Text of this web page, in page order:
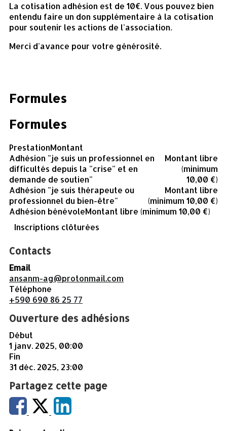
La cotisation adhésion est de 10€. Vous pouvez bien
entendu faire un don supplémentaire à la cotisation
pour soutenir les actions de l'association.
Merci d'avance pour votre générosité.
Formules
Formules
PrestationMontant
Adhésion "je suis un professionnel en
difficultés depuis la "crise" et en
demande de soutien"
Montant libre
(minimum
10,00 €)
Adhésion "je suis thérapeute ou
professionnel du bien-être"
Montant libre
(minimum 10,00 €)
Adhésion bénévoleMontant libre (minimum 10,00 €)
Inscriptions clôturées
Contacts
Email
ansanm-ag@protonmail.com
Téléphone
+590 690 86 25 77
Ouverture des adhésions
Début
1 janv. 2025, 00:00
Fin
31 déc. 2025, 23:00
Partagez cette page